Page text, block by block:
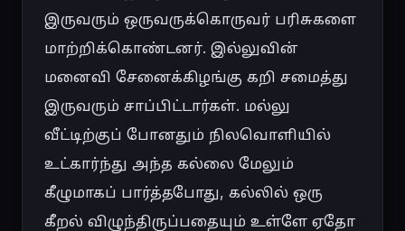
இருவரும் ஒருவருக்கொருவர் பரிசுகளை
மாற்றிக்கொண்டனர். இல்லுவின்
மனைவி சேனைக்கிழங்கு கறி சமைத்து
இருவரும் சாப்பிட்டார்கள். மல்லு
வீட்டிற்குப் போனதும் நிலவொளியில்
உட்கார்ந்து அந்த கல்லை மேலும்
கீழுமாகப் பார்த்தபோது, கல்லில் ஒரு
கீறல் விழுந்திருப்பதையும் உள்ளே ஏதோ